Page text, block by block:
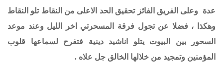
عدة وعلى الفريق الفائز تحقيق الحد الاعلى من النقاط تلو النقاط
وهكذا ، فضلا عن تجول فرقة المسحرتي اخر الليل وعند موعد
السحور بين البيوت يتلو اناشيد دينية فتفرح لسماعها قلوب
المؤمنين وتمجيد من خلالها الخالق جل علاه .